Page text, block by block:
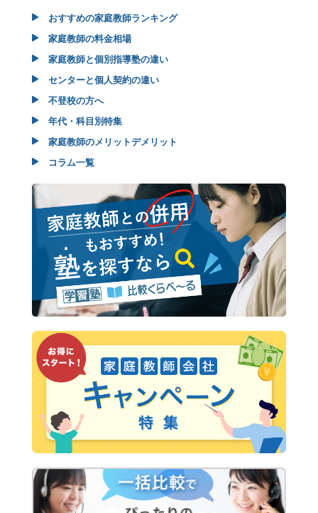
おすすめの家庭教師ランキング
家庭教師の料金相場
家庭教師と個別指導塾の違い
センターと個人契約の違い
不登校の方へ
年代・科目別特集
家庭教師のメリットデメリット
コラム一覧